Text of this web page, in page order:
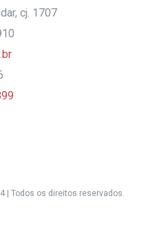
cj. 1707
| Todos os direitos reservados.